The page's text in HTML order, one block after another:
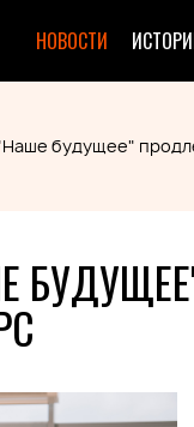
НОВОСТИ
будущее"